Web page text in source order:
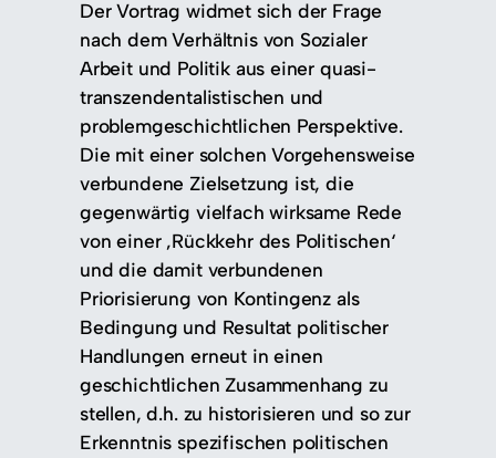
Der Vortrag widmet sich der Frage
nach dem Verhältnis von Sozialer
Arbeit und Politik aus einer quasi-
transzendentalistischen und
problemgeschichtlichen Perspektive.
Die mit einer solchen Vorgehensweise
verbundene Zielsetzung ist, die
gegenwärtig vielfach wirksame Rede
von einer ‚Rückkehr des Politischen‘
und die damit verbundenen
Priorisierung von Kontingenz als
Bedingung und Resultat politischer
Handlungen erneut in einen
geschichtlichen Zusammenhang zu
stellen, d.h. zu historisieren und so zur
Erkenntnis spezifischen politischen